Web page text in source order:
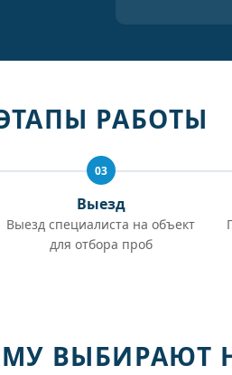
РАБОТЫ
03
Выезд
Выезд специалиста на объект
для отбора проб
ВЫБИРАЮТ